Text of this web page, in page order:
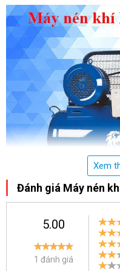
Máy nén
Đặc điểm nổi bật của máy
Lưu lượng khí nén ổn
Xem
Đánh giá Máy nén
5.00
1 đánh giá